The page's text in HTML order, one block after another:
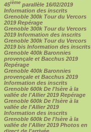
45ième parallèle 16/02/2019
Information des inscrits
Grenoble 300k Tour du Vercors
2019 Repérage
Grenoble 300k Tour du Vercors
2019 Information des inscrits
Grenoble 300k Tour du Vercors
2019 bis Information des inscrits
Grenoble 400k Baronnies
provençale et Bacchus 2019
Repérage
Grenoble 400k Baronnies
provençale et Bacchus 2019
Information des inscrits
Grenoble 600k De l'Isère à la
vallée de l'Allier 2019 Repérage
Grenoble 600k De l'Isère à la
vallée de l'Allier 2019
Information des inscrits
Grenoble 600k De l'Isère à la
vallée de l'Allier 2019 Photos en